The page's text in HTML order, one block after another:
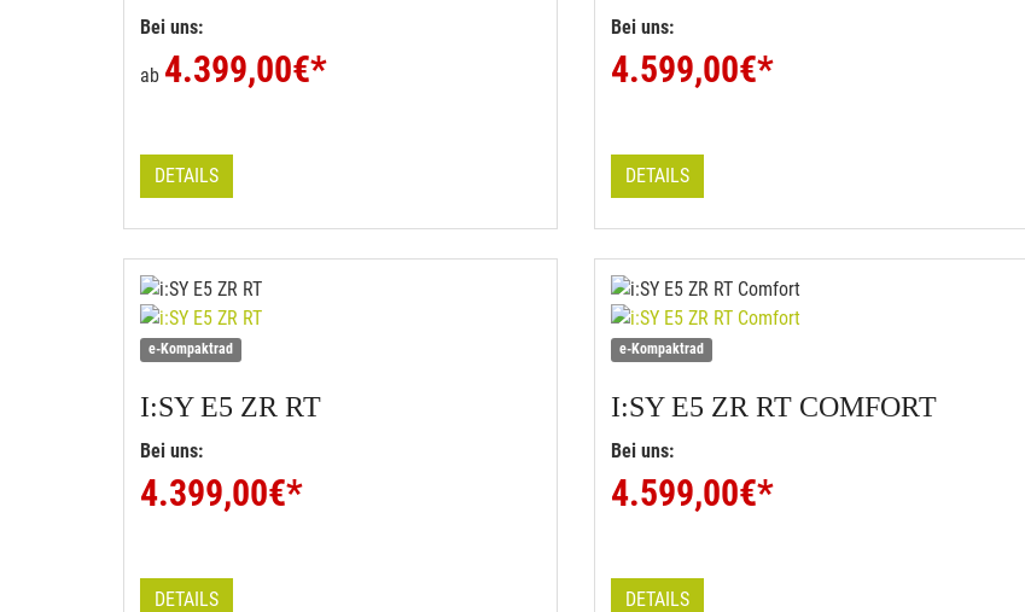
Bei uns:
ab 4.399,00€*
DETAILS
Bei uns:
4.599,00€*
DETAILS
e-Kompaktrad
I:SYE5 ZR RT
Bei uns:
4.399,00€*
DETAILS
e-Kompaktrad
I:SYE5 ZR RT COMFORT
Bei uns:
4.599,00€*
DETAILS